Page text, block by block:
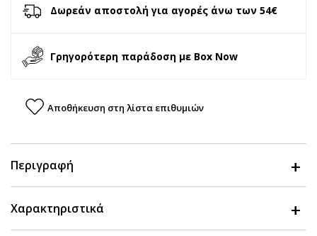
Δωρεάν αποστολή για αγορές άνω των 54€
Γρηγορότερη παράδοση με Box Now
Αποθήκευση στη λίστα επιθυμιών
Περιγραφή
Χαρακτηριστικά